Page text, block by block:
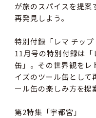
が旅のスパイスを提案
再発見しよう。
特別付録「レマ チップ
11月号の特別付録は
缶」。その世界観をレ
イズのツール缶として
ール缶の楽しみ方を提
第2特集「宇都宮」